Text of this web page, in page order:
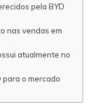
pela BYD
nas vendas em
atualmente no
para o mercado